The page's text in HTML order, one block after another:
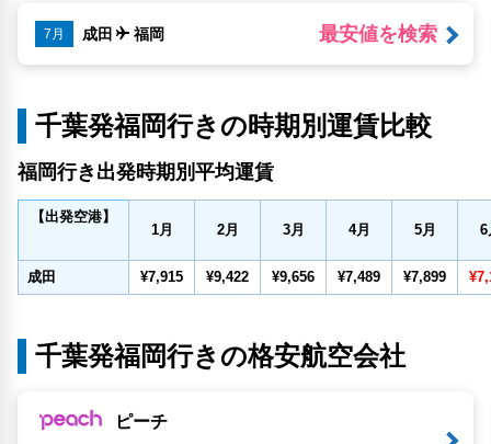
7月 成田 福岡 最安値を検索
千葉発福岡行きの時期別運賃比較
福岡行き出発時期別平均運賃
【出発空港】
1月 2月 3月 4月 5月 6
成田 ¥7,915 ¥9,422 ¥9,656 ¥7,489 ¥7,899
千葉発福岡行きの格安航空会社
ピーチ